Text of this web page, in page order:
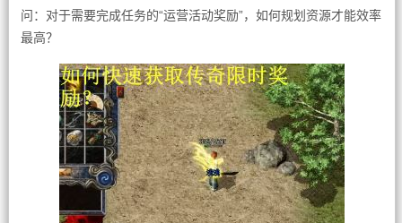
问：对于需要完成任务的“运营活动奖励”，如何规划资源才能效率
最高？